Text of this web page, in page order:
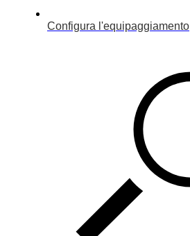
Configura l'equipaggiamento